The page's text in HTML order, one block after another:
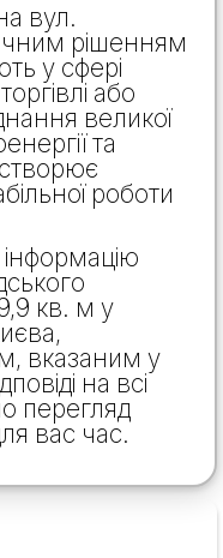
вул.
рішенням
у сфері
або
великої
та
роботи
кв. м у
вказаним у
на всі
перегляд
вас час.